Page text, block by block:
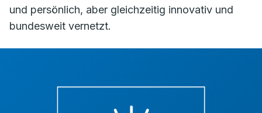
und persönlich, aber gleichzeitig innovativ und
bundesweit vernetzt.